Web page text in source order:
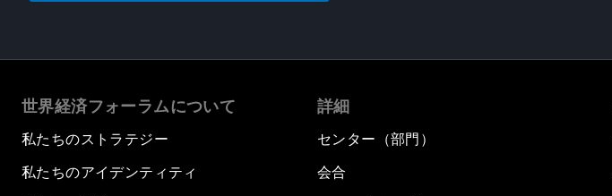
世界経済フォーラムについて
私たちのストラテジー
私たちのアイデンティティ
詳細
センター（部門）
会合